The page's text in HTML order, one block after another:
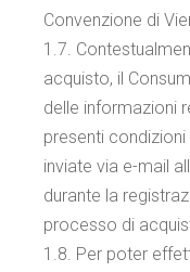
Convenzione di
1.7.
acquisto, il
delle informazioni
presenti
inviate via e-mail
durante la
processo di
1.8. Per poter